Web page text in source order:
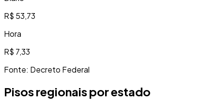
R$ 53,73
Hora
R$ 7,33
Fonte: Decreto Federal
Pisos regionais por estado